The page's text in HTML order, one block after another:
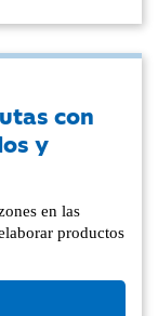
con
y
en las
productos